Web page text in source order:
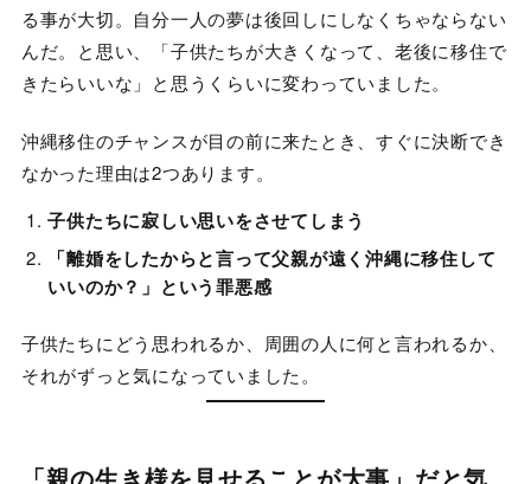
る事が大切。自分一人の夢は後回しにしなくちゃならない
んだ。と思い、「子供たちが大きくなって、老後に移住で
きたらいいな」と思うくらいに変わっていました。
沖縄移住のチャンスが目の前に来たとき、すぐに決断でき
なかった理由は2つあります。
子供たちに寂しい思いをさせてしまう
「離婚をしたからと言って父親が遠く沖縄に移住して
いいのか？」という罪悪感
子供たちにどう思われるか、周囲の人に何と言われるか、
それがずっと気になっていました。
「親の生き様を見せることが大事」だと気